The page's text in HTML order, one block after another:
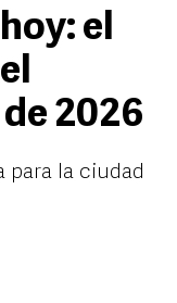
el
2026
para la ciudad